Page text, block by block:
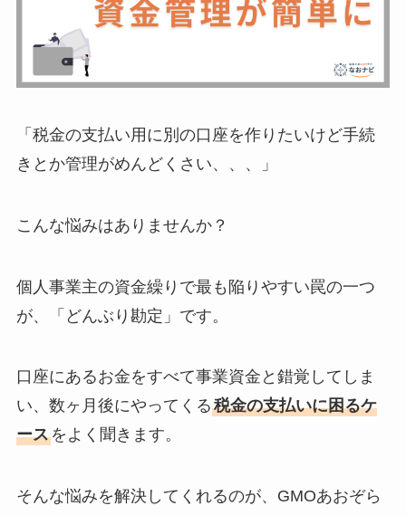
「税金の支払い用に別の口座を作りたいけど手続
きとか管理がめんどくさい、、、」
こんな悩みはありませんか？
個人事業主の資金繰りで最も陥りやすい罠の一つ
が、「どんぶり勘定」です。
口座にあるお金をすべて事業資金と錯覚してしま
い、数ヶ月後にやってくる税金の支払いに困るケ
ースをよく聞きます。
そんな悩みを解決してくれるのが、GMOあおぞら